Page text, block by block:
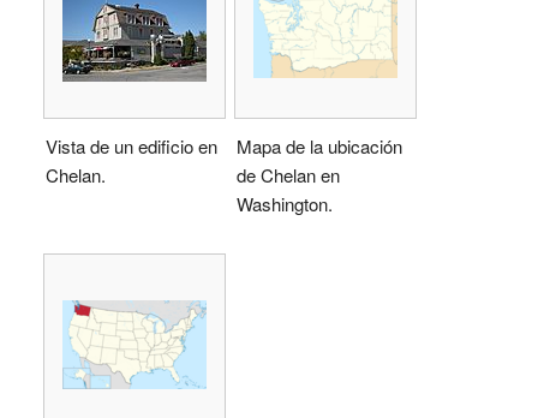
Vista de un edificio en
Chelan.
Mapa de la ubicación
de Chelan en
Washington.